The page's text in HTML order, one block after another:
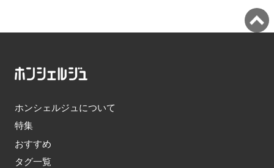
ホンシェルジュについて
特集
おすすめ
タグ一覧